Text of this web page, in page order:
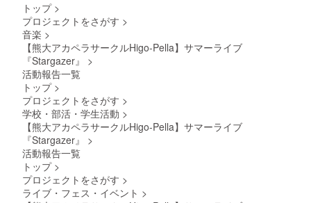
い。 注
に含み
い。
配信に
す。 ・
トップ >
プロジェクトをさがす >
音楽 >
【熊大アカペラサークルHigo-Pella】サマーライブ
『Stargazer』
>
活動報告一覧
トップ >
プロジェクトをさがす >
学校・部活・学生活動 >
【熊大アカペラサークルHigo-Pella】サマーライブ
『Stargazer』
>
活動報告一覧
トップ >
プロジェクトをさがす >
ライブ・フェス・イベント >